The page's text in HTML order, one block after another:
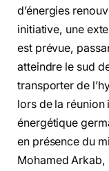
d’énergies
initiative, une
est prévue,
atteindre le sud
transporter de
lors de la
énergétique
en présence du
Mohamed Arkab,